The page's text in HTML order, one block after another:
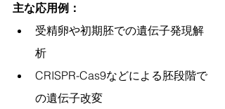
主な応用例：
受精卵や初期胚での遺伝子発現解
析
CRISPR-Cas9などによる胚段階で
の遺伝子改変